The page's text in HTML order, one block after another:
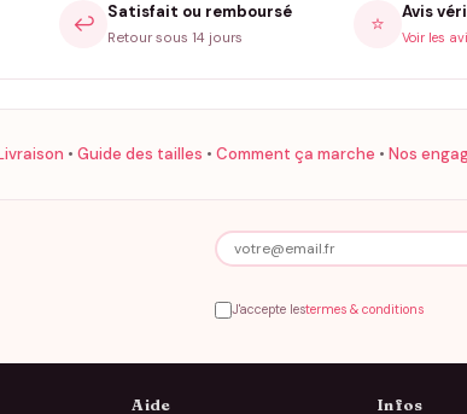
↩️ Satisfait ou remboursé
Retour sous 14 jours
⭐ Avis
Voir les
• Guide des tailles • Comment ça marche • Nos
J'accepte lestermes & conditions
Aide Infos